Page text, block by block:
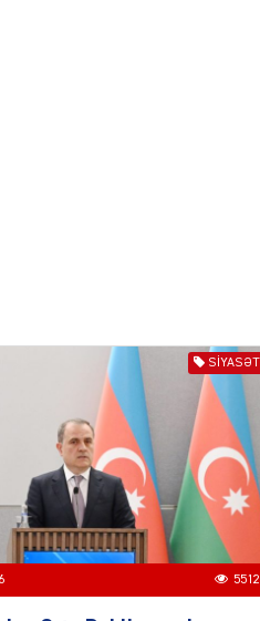
XİN rəhbərindən TRİPP
layihəsi ilə bağlı AÇIQLAMA
04.08.2026
Müharibə Rusiyanın belini
bükür
SIYASƏT
5512